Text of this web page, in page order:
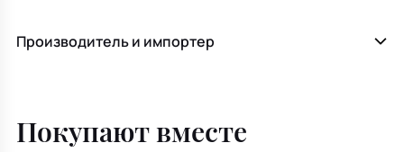
Производитель и импортер
Покупают вместе